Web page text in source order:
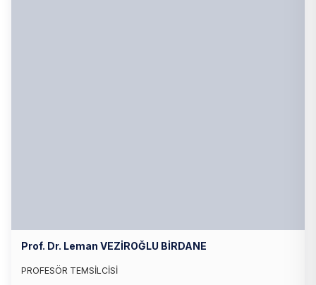
Prof. Dr. Leman VEZİROĞLU BİRDANE
PROFESÖR TEMSİLCİSİ